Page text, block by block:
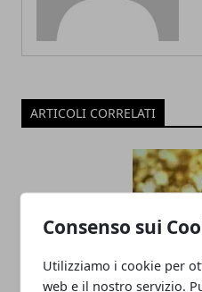
Consenso sui
Utilizziamo i cookie per
web e il nostro servizio.
ARTICOLI CORRELATI